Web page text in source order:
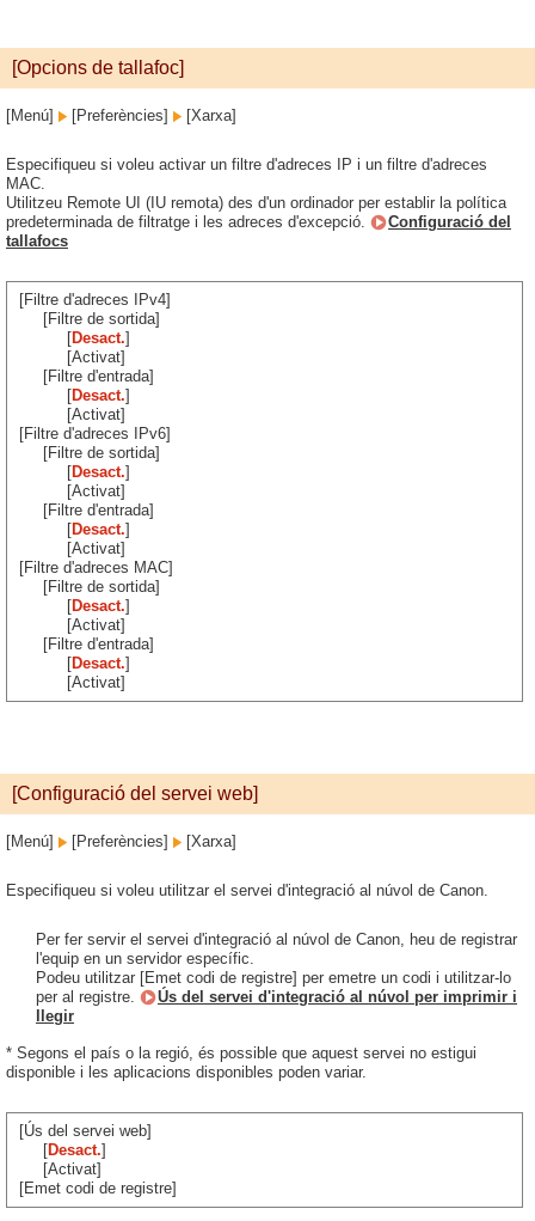
[Opcions de tallafoc]
[Menú] [Preferències] [Xarxa]
Especifiqueu si voleu activar un filtre d'adreces IP i un filtre d'adreces
MAC.
Utilitzeu Remote UI (IU remota) des d'un ordinador per establir la política
predeterminada de filtratge i les adreces d'excepció.
Configuració del
tallafocs
[Filtre d'adreces IPv4]
[Filtre de sortida]
[Desact.]
[Activat]
[Filtre d'entrada]
[Desact.]
[Activat]
[Filtre d'adreces IPv6]
[Filtre de sortida]
[Desact.]
[Activat]
[Filtre d'entrada]
[Desact.]
[Activat]
[Filtre d'adreces MAC]
[Filtre de sortida]
[Desact.]
[Activat]
[Filtre d'entrada]
[Desact.]
[Activat]
[Configuració del servei web]
[Menú] [Preferències] [Xarxa]
Especifiqueu si voleu utilitzar el servei d'integració al núvol de Canon.
Per fer servir el servei d'integració al núvol de Canon, heu de registrar
l'equip en un servidor específic.
Podeu utilitzar [Emet codi de registre] per emetre un codi i utilitzar-lo
per al registre.
Ús del servei d'integració al núvol per imprimir i
llegir
* Segons el país o la regió, és possible que aquest servei no estigui
disponible i les aplicacions disponibles poden variar.
[Ús del servei web]
[Desact.]
[Activat]
[Emet codi de registre]